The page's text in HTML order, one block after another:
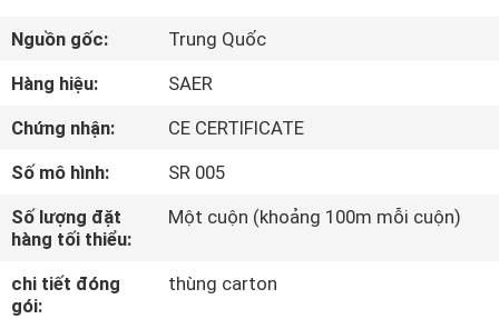
PHẨM
VIDEO
VỀ
CHÚNG
TÔI
Nguồn gốc:
Trung Quốc
Hàng hiệu:
SAER
Chứng nhận:
CE CERTIFICATE
Số mô hình:
SR 005
Số lượng đặt
hàng tối thiểu:
Một cuộn (khoảng 100m mỗi cuộn)
chi tiết đóng
gói:
thùng carton